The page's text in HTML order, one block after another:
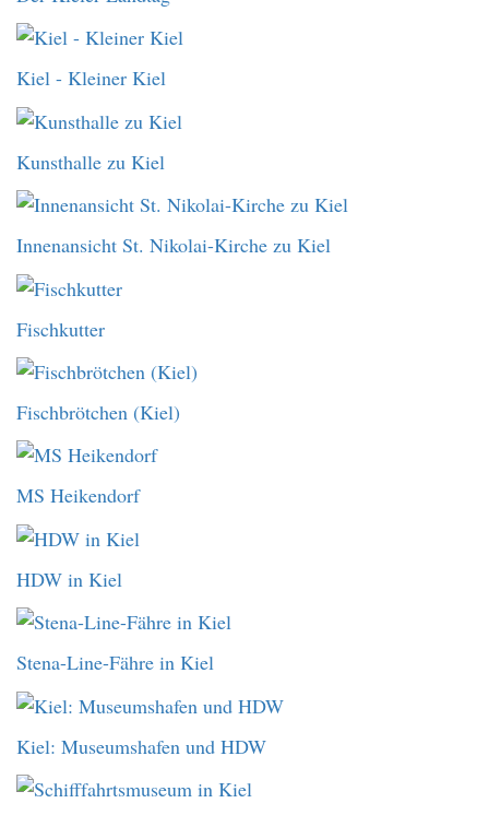
Kiel - Kleiner Kiel
Kunsthalle zu Kiel
Innenansicht St. Nikolai-Kirche zu Kiel
Fischkutter
Fischbrötchen (Kiel)
MS Heikendorf
HDW in Kiel
Stena-Line-Fähre in Kiel
Kiel: Museumshafen und HDW